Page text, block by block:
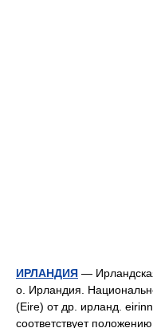
ИРЛАНДИЯ —
о. Ирландия.
(Eire) от др. ирланд.
соответствует